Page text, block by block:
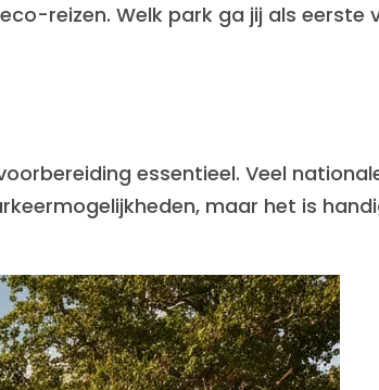
reizen. Welk park ga jij als eerste
essentieel. Veel
maar het is